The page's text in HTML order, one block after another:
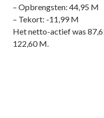
– Opbrengsten: 44,95 M
– Tekort: -11,99 M
Het netto-actief was
122,60 M.